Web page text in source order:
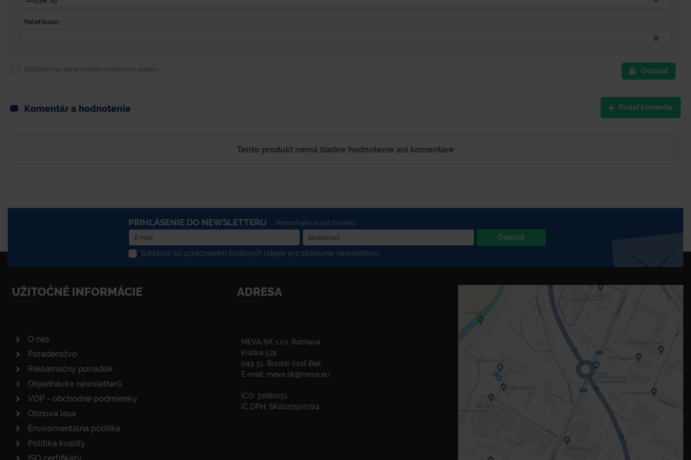
Počet kusov
Súhlasím so spracovaním osobných údajov. Odoslať
Komentár a hodnotenie Pridať komentár
Tento produkt nemá žiadne hodnotenie ani komentáre
PRIHLÁSENIE DO NEWSLETTERU Nenechajte si újsť novinky
Odoslať
Súhlasím so spracovaním osobných údajov pre zasielanie newsletterov
UŽITOČNÉ INFORMÁCIE
O nás
Poradenstvo
Reklamačný poriadok
Objednávka newsletterů
VOP - obchodné podmienky
Obnova lesa
Enviromentálna politika
Politika kvality
ISO certifikáty
ADRESA
MEVA-SK s.r.o. Rožňava
Krátka 574
049 51, Brzotín časť Bak
E-mail: meva.sk@meva.eu
IČO: 31681051
IČ DPH: SK2020500724